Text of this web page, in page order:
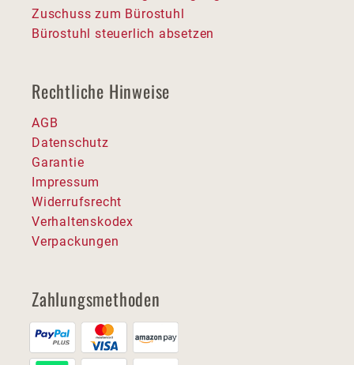
Zuschuss zum Bürostuhl
Bürostuhl steuerlich absetzen
Rechtliche Hinweise
AGB
Datenschutz
Garantie
Impressum
Widerrufsrecht
Verhaltenskodex
Verpackungen
Zahlungsmethoden